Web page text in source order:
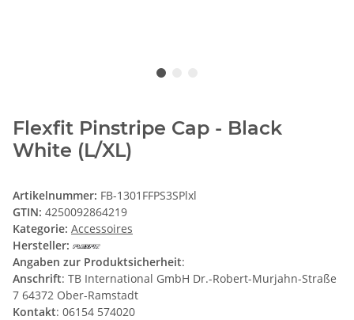
Flexfit Pinstripe Cap - Black
White (L/XL)
Artikelnummer: FB-1301FFPS3SPlxl
GTIN: 4250092864219
Kategorie: Accessoires
Hersteller:
Angaben zur Produktsicherheit:
Anschrift: TB International GmbH Dr.-Robert-Murjahn-Straße
7 64372 Ober-Ramstadt
Kontakt: 06154 574020